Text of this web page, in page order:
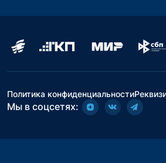
Политика конфиденциальности
Мы в соцсетях: